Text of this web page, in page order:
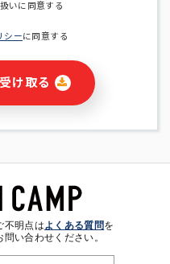
する情報(当社及び第三者の
伝を含みますが、それらに
きない形式に加工した統
連絡及び配信について
いに同意する
シーに同意する
け取る
不明点はよくある質問を
い合わせください。